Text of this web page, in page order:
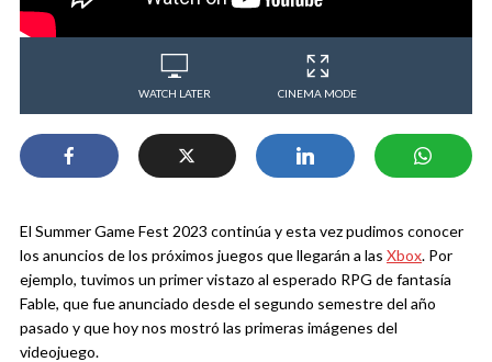
WATCH LATER CINEMA MODE
El Summer Game Fest 2023 continúa y esta vez pudimos conocer
los anuncios de los próximos juegos que llegarán a las Xbox. Por
ejemplo, tuvimos un primer vistazo al esperado RPG de fantasía
Fable, que fue anunciado desde el segundo semestre del año
pasado y que hoy nos mostró las primeras imágenes del
videojuego.